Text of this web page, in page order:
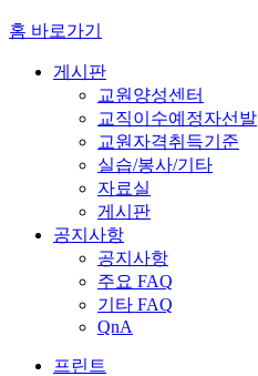
홈 바로가기
게시판
교원양성센터
교직이수예정자선발
교원자격취득기준
실습/봉사/기타
자료실
게시판
공지사항
공지사항
주요 FAQ
기타 FAQ
QnA
프린트